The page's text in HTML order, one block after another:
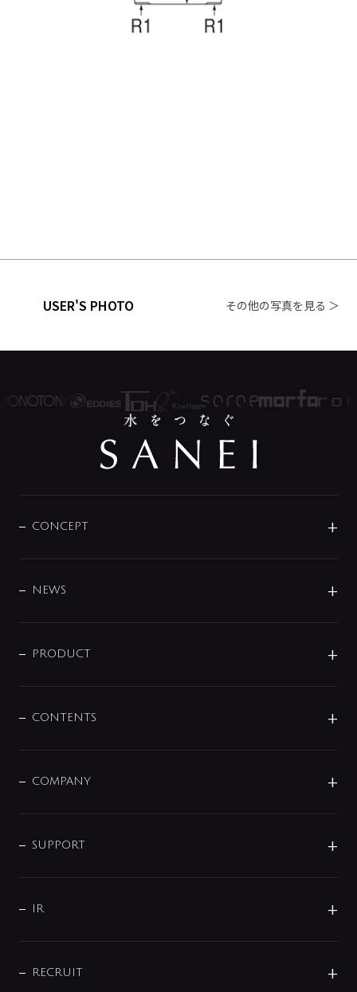
USER'S PHOTO その他の写真を見る ＞
CONCEPT
DESIGN
NEWS
商品に関して
その他
PRODUCT
センサー・タッチ水栓
単水栓
分岐
配管システム
バス・空調周辺用品
CONTENTS
じぶんシャワーが見つかる
COMPANY
企業理念
会社概要
事業所案内
SUPPORT
よくあるご質問
データダウンロード
IR
IRニュース
RECRUIT